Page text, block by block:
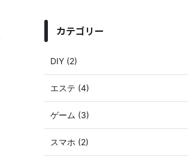
カテゴリー
DIY (2)
エステ (4)
ゲーム (3)
スマホ (2)